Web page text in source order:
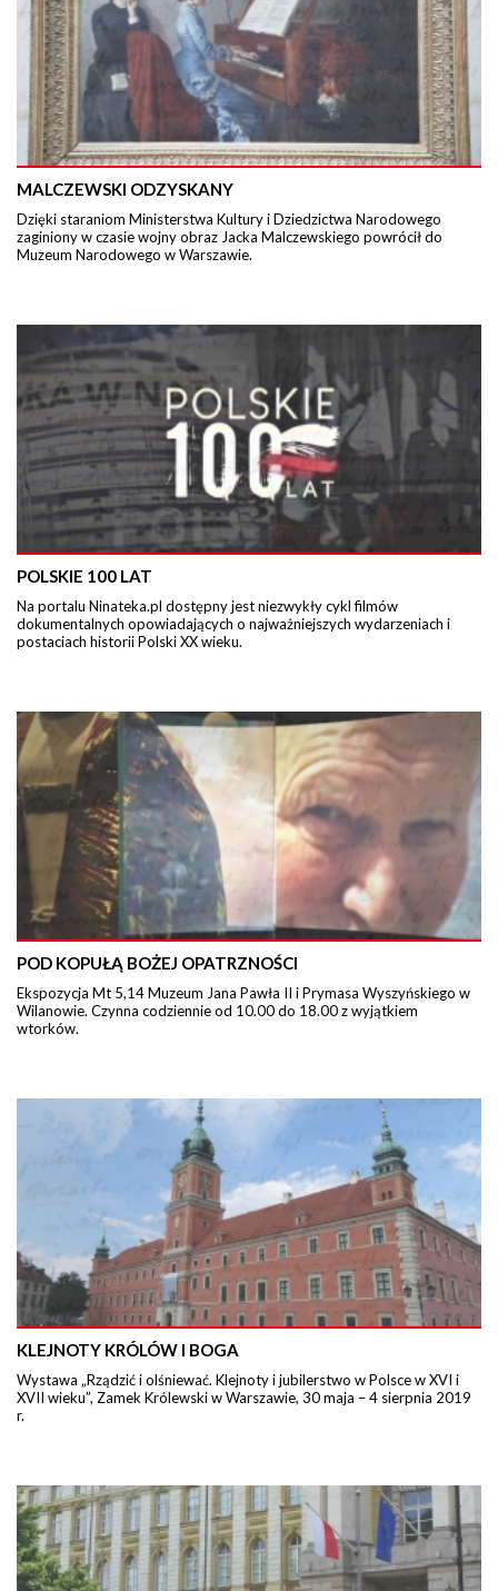
MALCZEWSKI ODZYSKANY
Dzięki staraniom Ministerstwa Kultury i Dziedzictwa Narodowego
zaginiony w czasie wojny obraz Jacka Malczewskiego powrócił do
Muzeum Narodowego w Warszawie.
POLSKIE 100 LAT
Na portalu Ninateka.pl dostępny jest niezwykły cykl filmów
dokumentalnych opowiadających o najważniejszych wydarzeniach i
postaciach historii Polski XX wieku.
POD KOPUŁĄ BOŻEJ OPATRZNOŚCI
Ekspozycja Mt 5,14 Muzeum Jana Pawła II i Prymasa Wyszyńskiego w
Wilanowie. Czynna codziennie od 10.00 do 18.00 z wyjątkiem
wtorków.
KLEJNOTY KRÓLÓW I BOGA
Wystawa „Rządzić i olśniewać. Klejnoty i jubilerstwo w Polsce w XVI i
XVII wieku”, Zamek Królewski w Warszawie, 30 maja – 4 sierpnia 2019
r.